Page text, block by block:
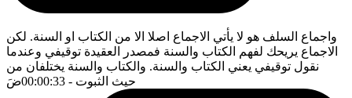
واجماع السلف هو لا يأتي الاجماع اصلا الا من الكتاب او السنة. لكن
الاجماع يريحك لفهم الكتاب والسنة فمصدر العقيدة توقيفي وعندما
نقول توقيفي يعني الكتاب والسنة. والكتاب والسنة يختلفان من
حيث الثبوت - 00:00:33 ضَ